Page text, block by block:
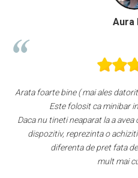
Aura
Arata foarte bine ( mai ales
Este folosit ca minibar
Daca nu tineti neaparat la a
dispozitiv, reprezinta o
diferenta de pret fata
mult mai